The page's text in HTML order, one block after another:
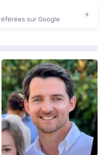
sur Google